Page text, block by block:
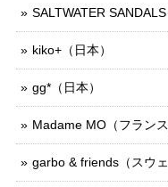
SALTWATER SANDALS
kiko+（日本）
gg*（日本）
Madame MO（フランス
garbo & friends（スウェ